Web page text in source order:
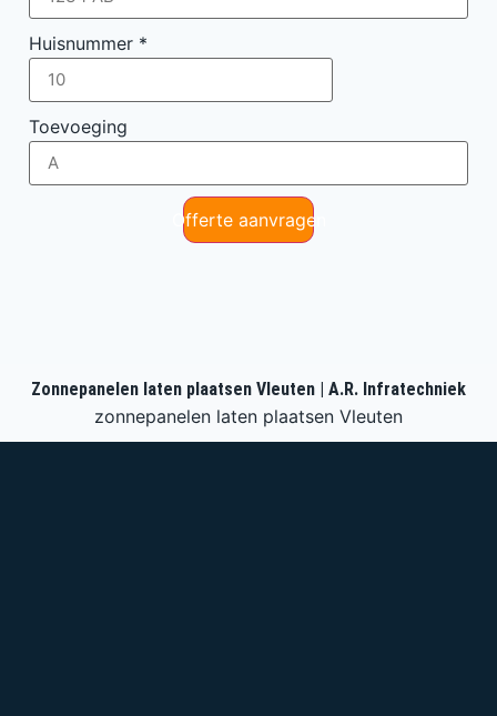
Huisnummer *
Toevoeging
Offerte aanvragen
Zonnepanelen laten plaatsen Vleuten | A.R. Infratechniek
zonnepanelen laten plaatsen Vleuten